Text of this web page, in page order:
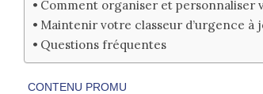
Comment organiser et personnaliser
Maintenir votre classeur d’urgence
Questions fréquentes